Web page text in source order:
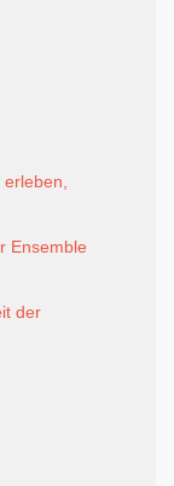
Ensemble
der